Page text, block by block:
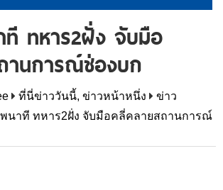
ที ทหาร2ฝั่ง จับมือ
านการณ์ช่องบก
ที่นี่ข่าววันนี้, ข่าวหน้าหนึ่ง
ข่าว
พนาที ทหาร2ฝั่ง จับมือคลี่คลายสถานการณ์